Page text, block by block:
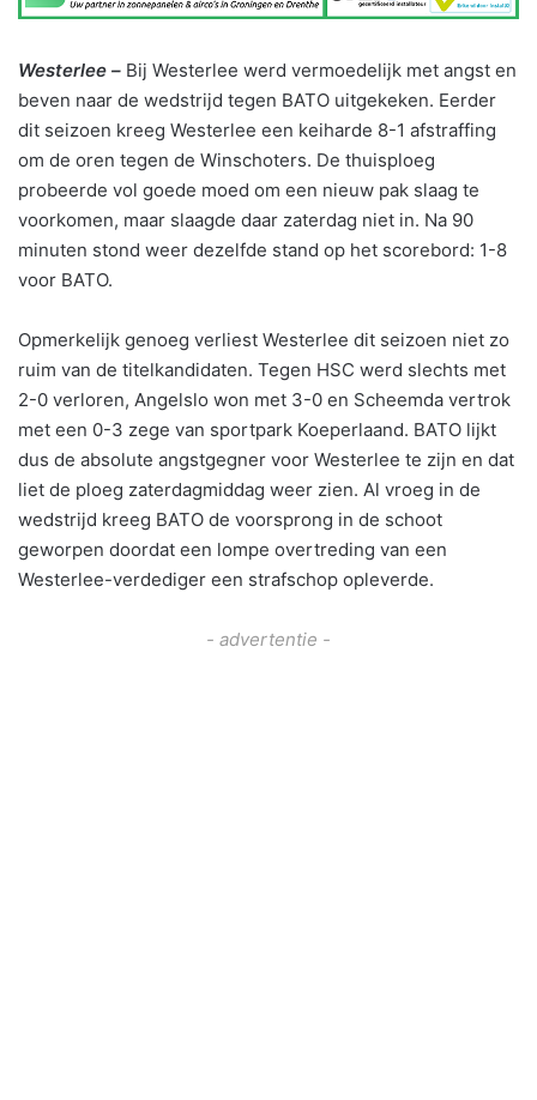
Westerlee – Bij Westerlee werd vermoedelijk met angst en
beven naar de wedstrijd tegen BATO uitgekeken. Eerder
dit seizoen kreeg Westerlee een keiharde 8-1 afstraffing
om de oren tegen de Winschoters. De thuisploeg
probeerde vol goede moed om een nieuw pak slaag te
voorkomen, maar slaagde daar zaterdag niet in. Na 90
minuten stond weer dezelfde stand op het scorebord: 1-8
voor BATO.
Opmerkelijk genoeg verliest Westerlee dit seizoen niet zo
ruim van de titelkandidaten. Tegen HSC werd slechts met
2-0 verloren, Angelslo won met 3-0 en Scheemda vertrok
met een 0-3 zege van sportpark Koeperlaand. BATO lijkt
dus de absolute angstgegner voor Westerlee te zijn en dat
liet de ploeg zaterdagmiddag weer zien. Al vroeg in de
wedstrijd kreeg BATO de voorsprong in de schoot
geworpen doordat een lompe overtreding van een
Westerlee-verdediger een strafschop opleverde.
- advertentie -